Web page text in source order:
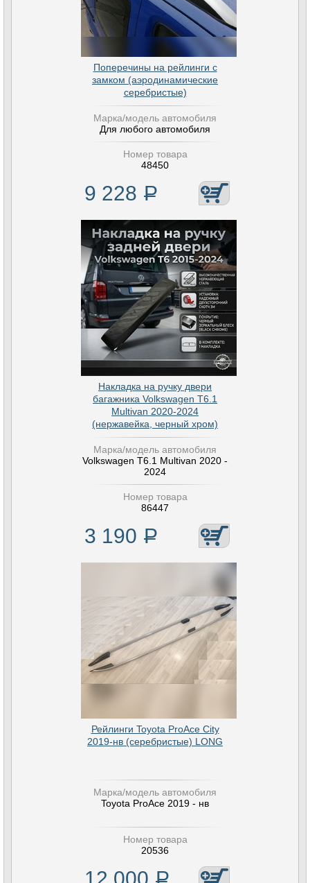
Поперечины на рейлинги с
замком (аэродинамические
серебристые)
Марка/модель автомобиля
Для любого автомобиля
Номер товара
48450
9 228 Р
Накладка на ручку двери
багажника Volkswagen T6.1
Multivan 2020-2024
(нержавейка, черный хром)
Марка/модель автомобиля
Volkswagen T6.1 Multivan 2020 -
2024
Номер товара
86447
3 190 Р
Рейлинги Toyota ProAce City
2019-нв (серебристые) LONG
Марка/модель автомобиля
Toyota ProAce 2019 - нв
Номер товара
20536